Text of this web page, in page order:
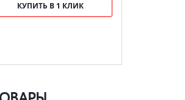
КУПИТЬ В 1 КЛИК